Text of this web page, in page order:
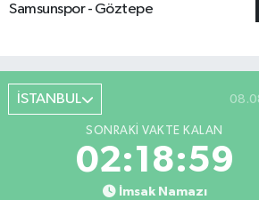
Samsunspor - Göztepe
İSTANBUL
SONRAKI VAKTE KALAN
02:18:58
İmsak Namazı